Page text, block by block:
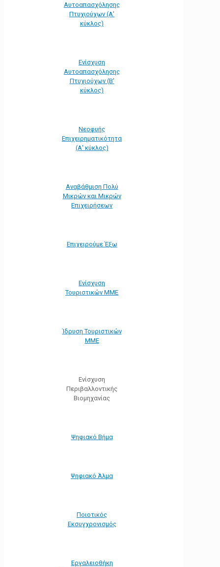
Αυτοαπασχόλησης
Πτυχιούχων (Α'
κύκλος)
Ενίσχυση
Αυτοαπασχόλησης
Πτυχιούχων (Β'
κύκλος)
Νεοφυής
Επιχειρηματικότητα
(Α' κύκλος)
Αναβάθμιση Πολύ
Μικρών και Μικρών
Επιχειρήσεων
Επιχειρούμε Έξω
Ενίσχυση
Τουριστικών ΜΜΕ
Ίδρυση Τουριστικών
ΜΜΕ
Ενίσχυση
Περιβαλλοντικής
Βιομηχανίας
Ψηφιακό Βήμα
Ψηφιακό Άλμα
Ποιοτικός
Εκσυγχρονισμός
Εργαλειοθήκη